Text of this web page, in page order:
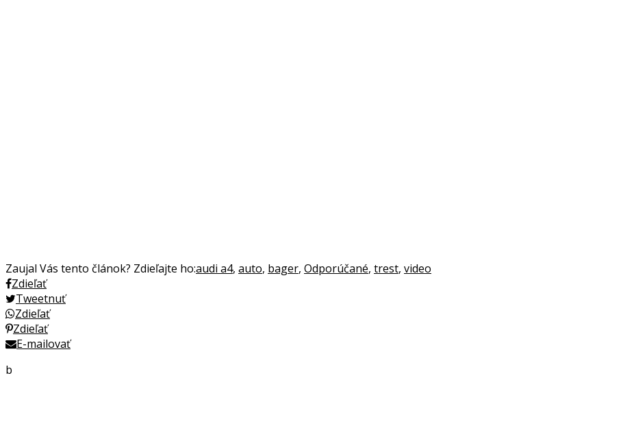
Zaujal Vás tento článok? Zdieľajte ho:audi a4, auto, bager, Odporúčané, trest, video
Zdieľať
Tweetnuť
Zdieľať
Zdieľať
E-mailovať
b